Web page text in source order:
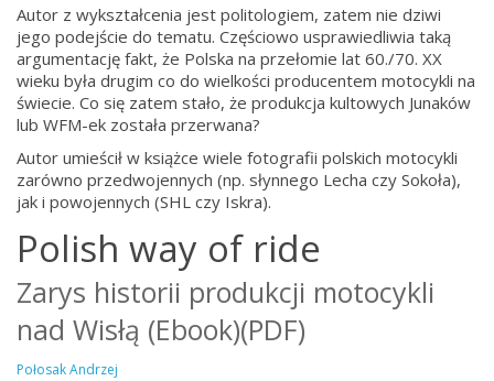
Autor z wykształcenia jest politologiem, zatem nie dziwi
jego podejście do tematu. Częściowo usprawiedliwia taką
argumentację fakt, że Polska na przełomie lat 60./70. XX
wieku była drugim co do wielkości producentem motocykli na
świecie. Co się zatem stało, że produkcja kultowych Junaków
lub WFM-ek została przerwana?
Autor umieścił w książce wiele fotografii polskich motocykli
zarówno przedwojennych (np. słynnego Lecha czy Sokoła),
jak i powojennych (SHL czy Iskra).
Polish way of ride
Zarys historii produkcji motocykli
nad Wisłą (Ebook)(PDF)
Połosak Andrzej